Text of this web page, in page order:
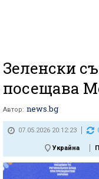
Зеленски
посещава
Автор: news.bg
07.05.2026 20:12:23
Украйна